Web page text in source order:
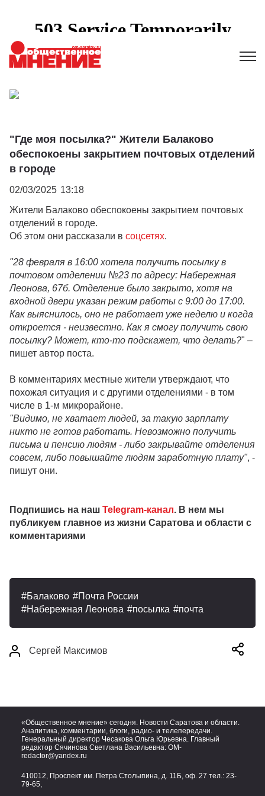
"Где моя посылка?" Жители Балаково
обеспокоены закрытием почтовых отделений
в городе
02/03/2025 13:18
Жители Балаково обеспокоены закрытием почтовых
отделений в городе.
Об этом они рассказали в соцсетях.
"28 февраля в 16:00 хотела получить посылку в
почтовом отделении №23 по адресу: Набережная
Леонова, 67б. Отделение было закрыто, хотя на
входной двери указан режим работы с 9:00 до 17:00.
Как выяснилось, оно не работает уже неделю и когда
откроется - неизвестно. Как я смогу получить свою
посылку? Может, кто-то подскажет, что делать?" –
пишет автор поста.
В комментариях местные жители утверждают, что
похожая ситуация и с другими отделениями - в том
числе в 1-м микрорайоне.
"Видимо, не хватает людей, за такую зарплату
никто не готов работать. Невозможно получить
письма и пенсию людям - либо закрывайте отделения
совсем, либо повышайте людям заработную плату", -
пишут они.
Подпишись на наш Telegram-канал. В нем мы
публикуем главное из жизни Саратова и области с
комментариями
Балаково
Почта России
Набережная Леонова
посылка почта
Сергей Максимов
«Общественное мнение» сегодня. Новости Саратова и области.
Аналитика, комментарии, блоги, радио- и телепередачи.
Генеральный директор Чесакова Ольга Юрьевна. Главный
редактор Сячинова Светлана Васильевна: OM-
redactor@yandex.ru
410012, Проспект им. Петра Столыпина, д. 11Б, оф. 27 тел.: 23-
79-65,